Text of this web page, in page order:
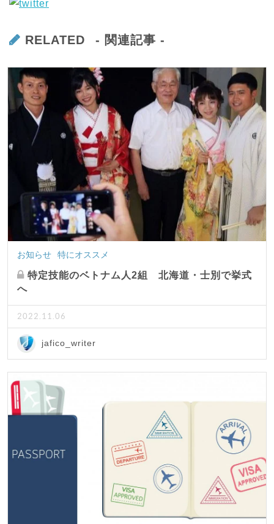
RELATED - 関連記事 -
お知らせ 特にオススメ
特定技能のベトナム人2組 北海道・士別で挙式
へ
2022.11.06
jafico_writer